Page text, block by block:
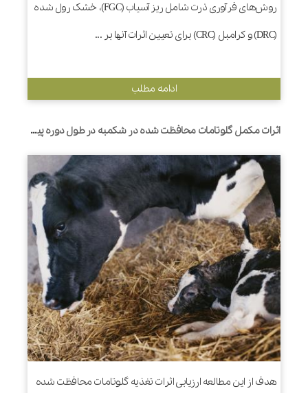
روش‌های فرآوری ذرت شامل ریز آسیاب (FGC)، خشک رول شده
(DRC) و کرامبل (CRC) برای تعیین اثرات آنها بر ...
ادامه مطلب
اثرات مکمل گلوتامات محافظت شده در شکمبه در طول دوره پیرامون زایمان بر قابلیت هضم، التهاب، پاسخ های متابولیکی و عملکرد در گاوهای شیری
هدف از این مطالعه ارزیابی اثرات تغذیه گلوتامات محافظت شده